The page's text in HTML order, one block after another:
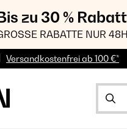
zu 30 %
RABATTE NUR
Versandkostenfrei ab 100 €*